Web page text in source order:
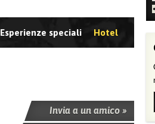
Esperienze speciali Hotel
Invia a un amico »